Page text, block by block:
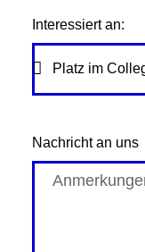
Interessiert an:
Nachricht an uns